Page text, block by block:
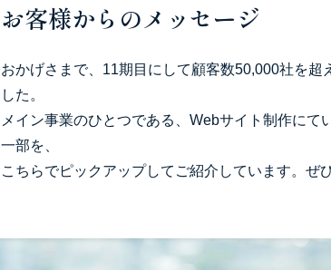
お客様からのメッセージ
おかげさまで、11期目にして顧客数50,000社を超
した。
メイン事業のひとつである、Webサイト制作にて
一部を、
こちらでピックアップしてご紹介しています。ぜ